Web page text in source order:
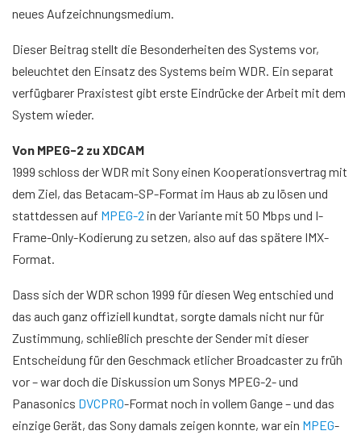
neues Aufzeichnungsmedium.
Dieser Beitrag stellt die Besonderheiten des Systems vor,
beleuchtet den Einsatz des Systems beim WDR. Ein separat
verfügbarer Praxistest gibt erste Eindrücke der Arbeit mit dem
System wieder.
Von MPEG-2 zu XDCAM
1999 schloss der WDR mit Sony einen Kooperationsvertrag mit
dem Ziel, das Betacam-SP-Format im Haus ab zu lösen und
stattdessen auf MPEG-2 in der Variante mit 50 Mbps und I-
Frame-Only-Kodierung zu setzen, also auf das spätere IMX-
Format.
Dass sich der WDR schon 1999 für diesen Weg entschied und
das auch ganz offiziell kundtat, sorgte damals nicht nur für
Zustimmung, schließlich preschte der Sender mit dieser
Entscheidung für den Geschmack etlicher Broadcaster zu früh
vor – war doch die Diskussion um Sonys MPEG-2- und
Panasonics DVCPRO-Format noch in vollem Gange – und das
einzige Gerät, das Sony damals zeigen konnte, war ein MPEG-